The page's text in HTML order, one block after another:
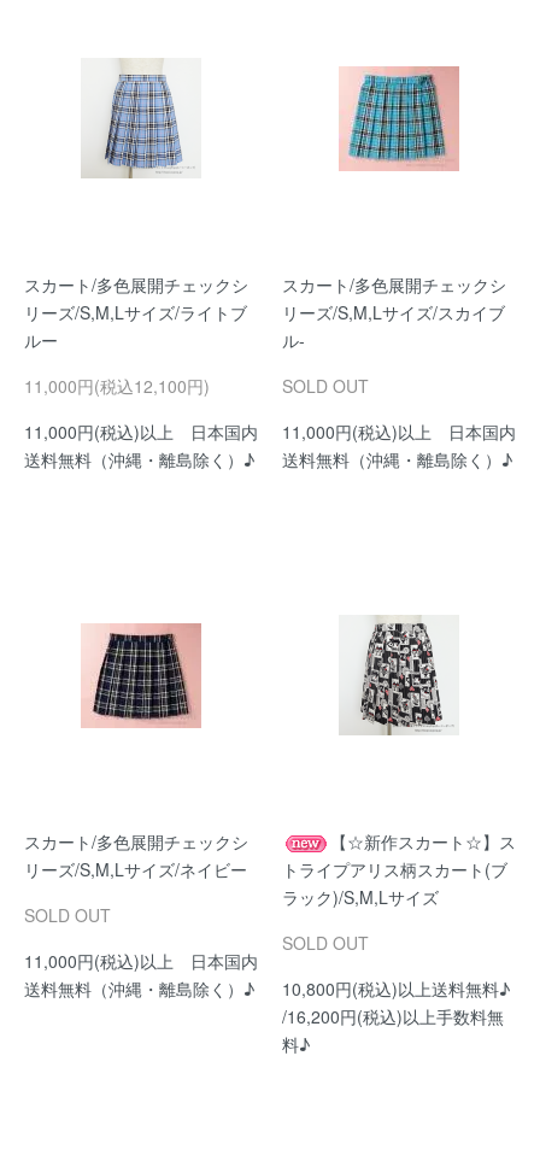
スカート/多色展開チェックシ
リーズ/S,M,Lサイズ/ライトブ
ルー
11,000円(税込12,100円)
11,000円(税込)以上 日本国内
送料無料（沖縄・離島除く）♪
スカート/多色展開チェックシ
リーズ/S,M,Lサイズ/スカイブ
ル-
SOLD OUT
11,000円(税込)以上 日本国内
送料無料（沖縄・離島除く）♪
スカート/多色展開チェックシ
リーズ/S,M,Lサイズ/ネイビー
SOLD OUT
11,000円(税込)以上 日本国内
送料無料（沖縄・離島除く）♪
【☆新作スカート☆】ス
トライプアリス柄スカート(ブ
ラック)/S,M,Lサイズ
SOLD OUT
10,800円(税込)以上送料無料♪
/16,200円(税込)以上手数料無
料♪